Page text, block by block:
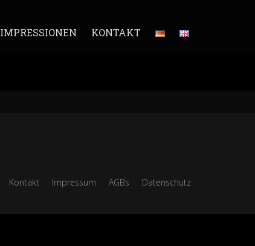
IMPRESSIONEN KONTAKT
Kontakt Impressum AGBs Datenschutz